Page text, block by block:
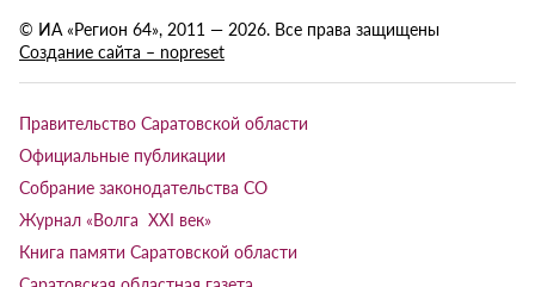
© ИА «Регион 64», 2011 — 2026. Все права защищены
Создание сайта – nopreset
Правительство Саратовской области
Официальные публикации
Собрание законодательства СО
Журнал «Волга XXI век»
Книга памяти Саратовской области